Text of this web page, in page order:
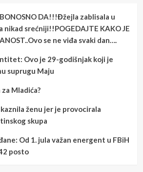
DA!!!Đžejla zablisala u
nikad srećniji!!POGEDAJTE KAKO JE
se ne viđa svaki dan….
Ovo je 29-godišnjak koji je
suprugu Maju
Mladića?
ženu jer je provocirala
skupa
Od 1. jula važan energent u FBiH
posto